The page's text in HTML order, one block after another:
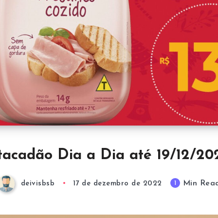
Dia a Dia até 19/12/
deivisbsb 17 de dezembro de 2022 1 Min